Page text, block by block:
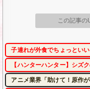
この記事の
子連れが外食でちょっとい
【ハンターハンター】シズ
アニメ業界「助けて！原作